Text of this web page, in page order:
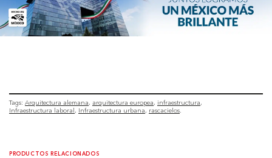
Tags: Arquitectura alemana arquitectura europea
infraestructura
Infraestructura laboral
Infraestructura urbana rascacielos
PRODUCTOS RELACIONADOS